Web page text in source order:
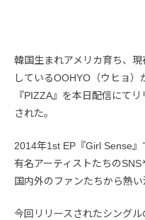
韓国生まれアメリカ育ち、
しているOOHYO（ウヒョ
『PIZZA』を本日配信にて
された。
2014年1st EP『Girl Sense
有名アーティストたちのSNS
国内外のファンたちから熱い
今回リリースされたシング